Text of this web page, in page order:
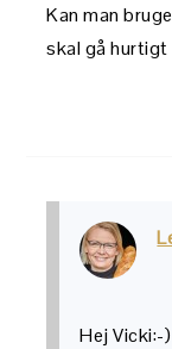
Kan man
skal gå hurtigt
Hej Vicki:-)